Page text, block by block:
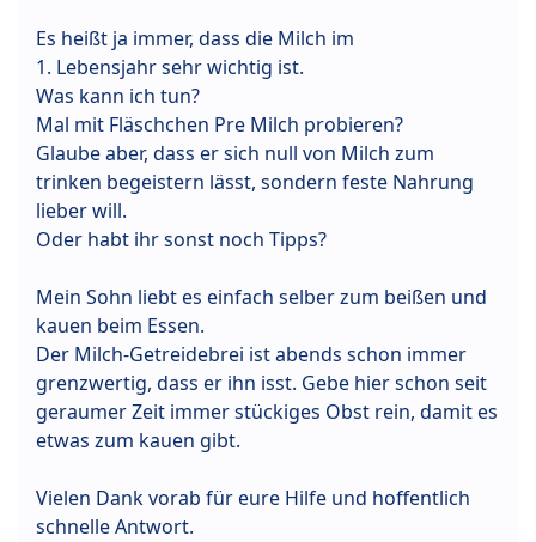
Es heißt ja immer, dass die Milch im
1. Lebensjahr sehr wichtig ist.
Was kann ich tun?
Mal mit Fläschchen Pre Milch probieren?
Glaube aber, dass er sich null von Milch zum
trinken begeistern lässt, sondern feste Nahrung
lieber will.
Oder habt ihr sonst noch Tipps?
Mein Sohn liebt es einfach selber zum beißen und
kauen beim Essen.
Der Milch-Getreidebrei ist abends schon immer
grenzwertig, dass er ihn isst. Gebe hier schon seit
geraumer Zeit immer stückiges Obst rein, damit es
etwas zum kauen gibt.
Vielen Dank vorab für eure Hilfe und hoffentlich
schnelle Antwort.